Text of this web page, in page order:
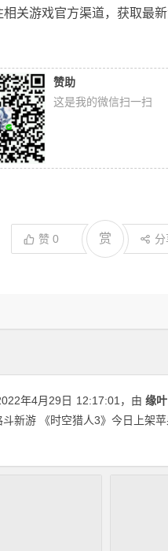
关游戏官方渠道，获取最新
赞助
这是我的微信扫一扫
赞 0 赏 分
年4月29日 12:17:01，由 缘叶
新游 《时空猎人3》今日上架